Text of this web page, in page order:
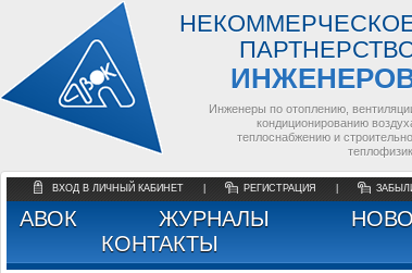
Инженеры по отоплению,
кондиционированию
теплоснабжению и
ВХОД В ЛИЧНЫЙ КАБИНЕТ РЕГИСТРАЦИЯ
АВОК ЖУРНАЛЫ
КОНТАКТЫ